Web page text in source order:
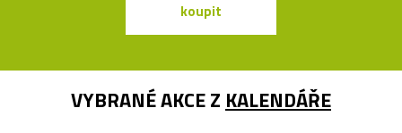
koupit
VYBRANÉ AKCE Z KALENDÁŘE